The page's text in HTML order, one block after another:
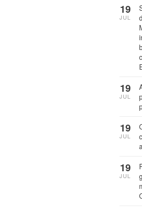
19
JUL
19
JUL
19
JUL
19
JUL